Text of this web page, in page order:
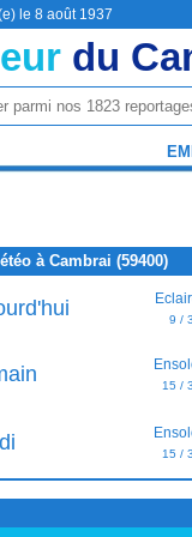
le 8 août 1937
du
à Cambrai (59400)
9 /
15 /
15 /